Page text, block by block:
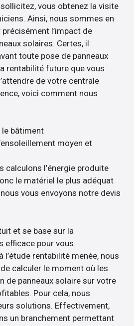
vous obtenez la visite
Ainsi, nous sommes en
l’impact de
solaires. Certes, il
toute pose de panneaux
rentabilité future que vous
de votre centrale
voici comment nous
le bâtiment
moyen et
calculons l’énergie produite
le matériel le plus adéquat
vous envoyons notre devis
et se base sur la
efficace pour vous.
l’étude rentabilité menée, nous
calculer le moment où les
de panneaux solaire sur votre
Pour cela, nous
solutions. Effectivement,
un branchement permettant